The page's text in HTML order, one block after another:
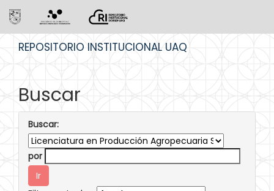
REPOSITORIO INSTITUCIONAL UAQ
Buscar
Buscar:
por